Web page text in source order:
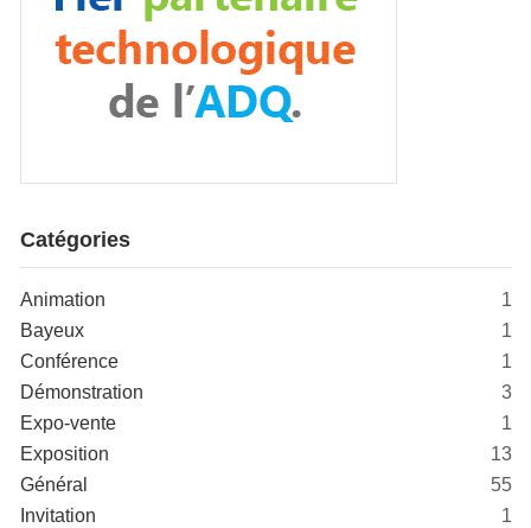
Catégories
Animation
1
Bayeux
1
Conférence
1
Démonstration
3
Expo-vente
1
Exposition
13
Général
55
Invitation
1